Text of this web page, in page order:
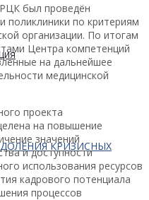
КРИЗИСНЫХ
был проведён
поликлиники по критериям
организации. По итогам
Центра компетенций
на дальнейшее
медицинской
проекта
на повышение
значений
и доступности
использования ресурсов
кадрового потенциала
процессов